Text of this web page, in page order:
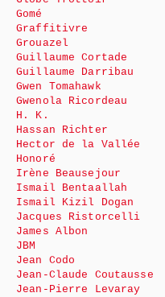
Gomé
Graffitivre
Grouazel
Guillaume Cortade
Guillaume Darribau
Gwen Tomahawk
Gwenola Ricordeau
H. K.
Hassan Richter
Hector de la Vallée
Honoré
Irène Beausejour
Ismail Bentaallah
Ismail Kizil Dogan
Jacques Ristorcelli
James Albon
JBM
Jean Codo
Jean-Claude Coutausse
Jean-Pierre Levaray